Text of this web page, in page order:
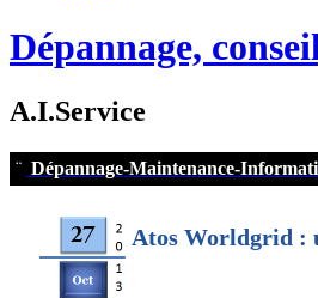
Dépannage,
A.I.Service
¨ Dépannage-Maintenance-
Atos Worldgrid :